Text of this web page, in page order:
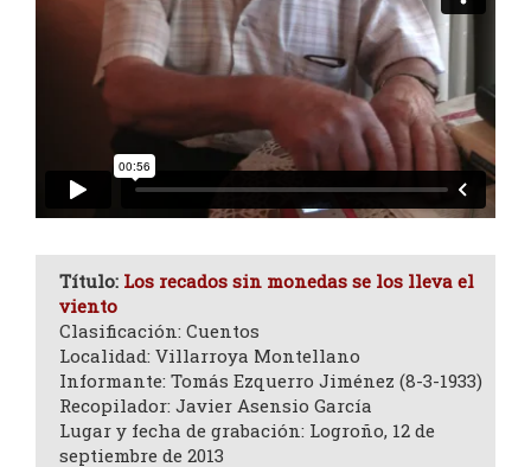
Título: Los recados sin monedas se los lleva el
viento
Clasificación: Cuentos
Localidad: Villarroya Montellano
Informante: Tomás Ezquerro Jiménez (8-3-1933)
Recopilador: Javier Asensio García
Lugar y fecha de grabación: Logroño, 12 de
septiembre de 2013